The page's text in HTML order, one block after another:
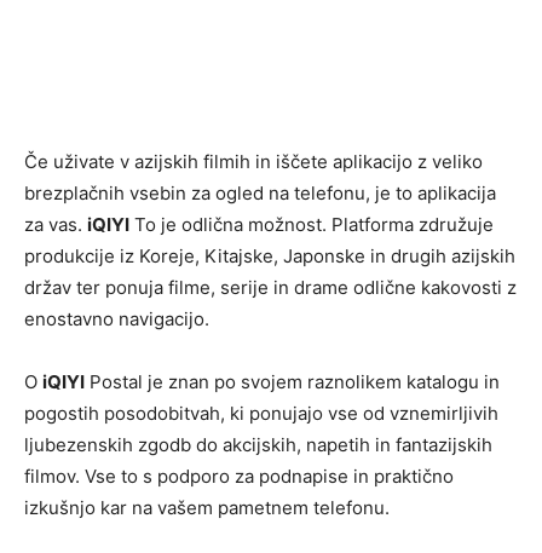
Če uživate v azijskih filmih in iščete aplikacijo z veliko
brezplačnih vsebin za ogled na telefonu, je to aplikacija
za vas. iQIYI To je odlična možnost. Platforma združuje
produkcije iz Koreje, Kitajske, Japonske in drugih azijskih
držav ter ponuja filme, serije in drame odlične kakovosti z
enostavno navigacijo.
O iQIYI Postal je znan po svojem raznolikem katalogu in
pogostih posodobitvah, ki ponujajo vse od vznemirljivih
ljubezenskih zgodb do akcijskih, napetih in fantazijskih
filmov. Vse to s podporo za podnapise in praktično
izkušnjo kar na vašem pametnem telefonu.